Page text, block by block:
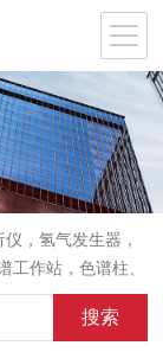
，氢气发生器，
工作站，色谱柱、
仪，紫外分光光度
析天平等常规实验